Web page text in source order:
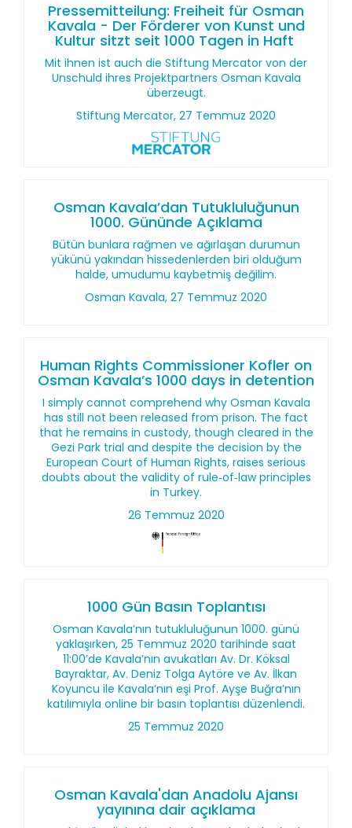
Pressemitteilung: Freiheit für Osman
Kavala - Der Förderer von Kunst und
Kultur sitzt seit 1000 Tagen in Haft
Mit ihnen ist auch die Stiftung Mercator von der
Unschuld ihres Projektpartners Osman Kavala
überzeugt.
Stiftung Mercator, 27 Temmuz 2020
Osman Kavala’dan Tutukluluğunun
1000. Gününde Açıklama
Bütün bunlara rağmen ve ağırlaşan durumun
yükünü yakından hissedenlerden biri olduğum
halde, umudumu kaybetmiş değilim.
Osman Kavala, 27 Temmuz 2020
Human Rights Commissioner Kofler on
Osman Kavala’s 1000 days in detention
I simply cannot comprehend why Osman Kavala
has still not been released from prison. The fact
that he remains in custody, though cleared in the
Gezi Park trial and despite the decision by the
European Court of Human Rights, raises serious
doubts about the validity of rule‑of‑law principles
in Turkey.
26 Temmuz 2020
1000 Gün Basın Toplantısı
Osman Kavala’nın tutukluluğunun 1000. günü
yaklaşırken, 25 Temmuz 2020 tarihinde saat
11:00’de Kavala’nın avukatları Av. Dr. Köksal
Bayraktar, Av. Deniz Tolga Aytöre ve Av. İlkan
Koyuncu ile Kavala’nın eşi Prof. Ayşe Buğra’nın
katılımıyla online bir basın toplantısı düzenlendi.
25 Temmuz 2020
Osman Kavala'dan Anadolu Ajansı
yayınına dair açıklama